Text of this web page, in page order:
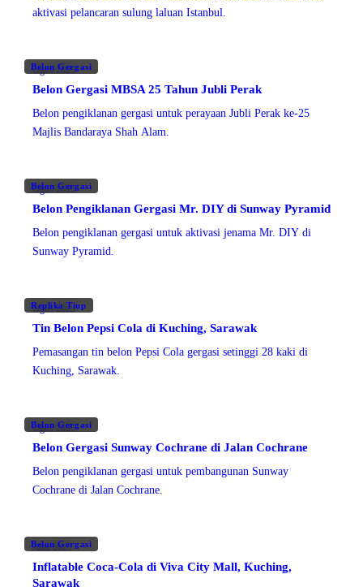
aktivasi pelancaran sulung laluan Istanbul.
Belon Gergasi
Ogos 2025
Belon Gergasi MBSA 25 Tahun Jubli Perak
Belon pengiklanan gergasi untuk perayaan Jubli Perak ke-25
Majlis Bandaraya Shah Alam.
Belon Gergasi
Ogos 2025
Belon Pengiklanan Gergasi Mr. DIY di Sunway Pyramid
Belon pengiklanan gergasi untuk aktivasi jenama Mr. DIY di
Sunway Pyramid.
Replika Tiup
Ogos 2025
Tin Belon Pepsi Cola di Kuching, Sarawak
Pemasangan tin belon Pepsi Cola gergasi setinggi 28 kaki di
Kuching, Sarawak.
Belon Gergasi
Ogos 2025
Belon Gergasi Sunway Cochrane di Jalan Cochrane
Belon pengiklanan gergasi untuk pembangunan Sunway
Cochrane di Jalan Cochrane.
Belon Gergasi
Julai 2025
Inflatable Coca-Cola di Viva City Mall, Kuching,
Sarawak